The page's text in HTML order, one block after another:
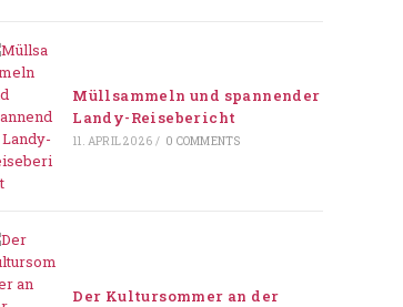
Müllsammeln und spannender
Landy-Reisebericht
11. APRIL 2026 / 0 COMMENTS
Der Kultursommer an der